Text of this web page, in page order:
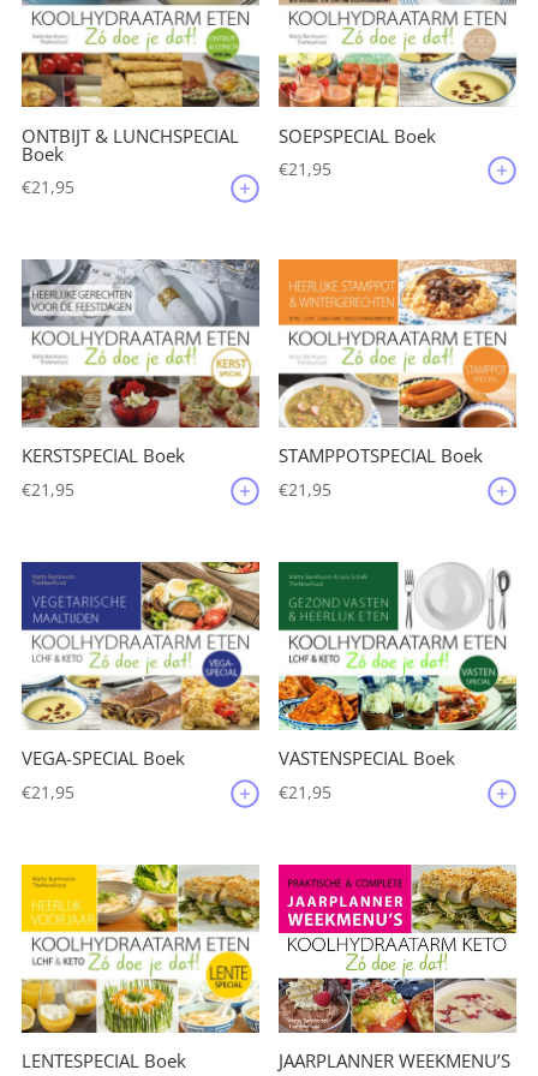
ONTBIJT & LUNCHSPECIAL
Boek
€21,95
SOEPSPECIAL Boek
€21,95
KERSTSPECIAL Boek
€21,95
STAMPPOTSPECIAL Boek
€21,95
VEGA-SPECIAL Boek
€21,95
VASTENSPECIAL Boek
€21,95
LENTESPECIAL Boek JAARPLANNER WEEKMENU’S